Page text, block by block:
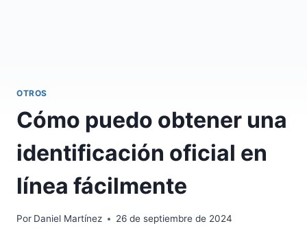
OTROS
Cómo puedo obtener una
identificación oficial en
línea fácilmente
Por Daniel Martínez 26 de septiembre de 2024